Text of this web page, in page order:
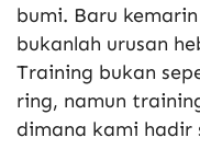
bumi. Baru
bukanlah urusan
Training bukan
ring, namun
dimana kami hadir